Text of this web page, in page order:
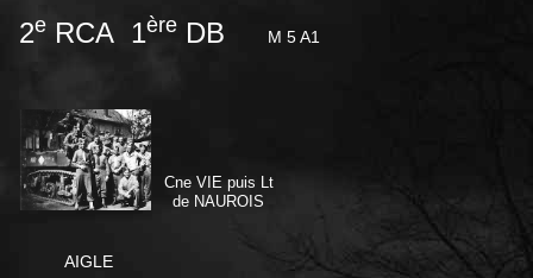
2e RCA 1ère DB M 5 A1
Cne VIE puis Lt
de NAUROIS
AIGLE